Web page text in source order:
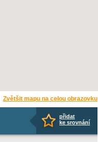
Zvětšit mapu na celou obrazovku
přidat
ke srovnání